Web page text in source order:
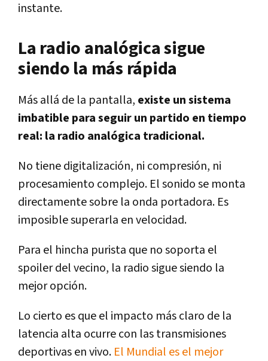
instante.
La radio analógica sigue
siendo la más rápida
Más allá de la pantalla, existe un sistema
imbatible para seguir un partido en tiempo
real: la radio analógica tradicional.
No tiene digitalización, ni compresión, ni
procesamiento complejo. El sonido se monta
directamente sobre la onda portadora. Es
imposible superarla en velocidad.
Para el hincha purista que no soporta el
spoiler del vecino, la radio sigue siendo la
mejor opción.
Lo cierto es que el impacto más claro de la
latencia alta ocurre con las transmisiones
deportivas en vivo. El Mundial es el mejor